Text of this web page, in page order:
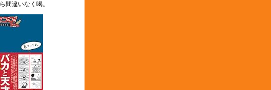
間違いなく喝。